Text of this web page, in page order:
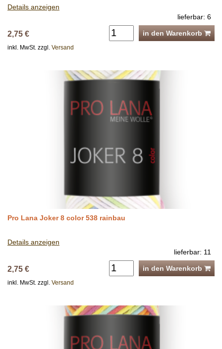
Details anzeigen
lieferbar: 6
2,75 € in den Warenkorb
inkl. MwSt. zzgl. Versand
Pro Lana Joker 8 color 538 rainbau
Details anzeigen
lieferbar: 11
2,75 € in den Warenkorb
inkl. MwSt. zzgl. Versand